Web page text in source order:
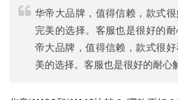
华帝大品牌，值得信赖，款式很
完美的选择。客服也是很好的
帝大品牌，值得信赖，款式很
美的选择。客服也是很好的耐心